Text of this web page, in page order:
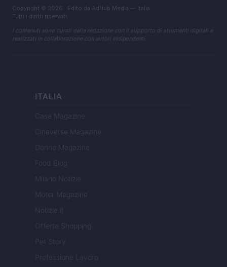
Copyright © 2026 · Edito da AdHub Media — Italia
Tutti i diritti riservati
I contenuti sono curati dalla redazione con il supporto di strumenti digitali e
realizzati in collaborazione con autori indipendenti.
ITALIA
Casa Magazine
Cineverse Magazine
Donne Magazine
Food Blog
Milano Notizie
Motor Magazine
Notizie.it
Offerte Shopping
Pet Story
Professione Lavoro